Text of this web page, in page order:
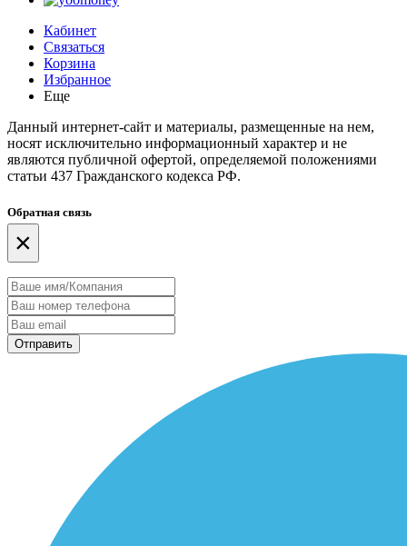
Кабинет
Связаться
Корзина
Избранное
Еще
Данный интернет-сайт и материалы, размещенные на нем,
носят исключительно информационный характер и не
являются публичной офертой, определяемой положениями
статьи 437 Гражданского кодекса РФ.
Обратная связь
×
Отправить